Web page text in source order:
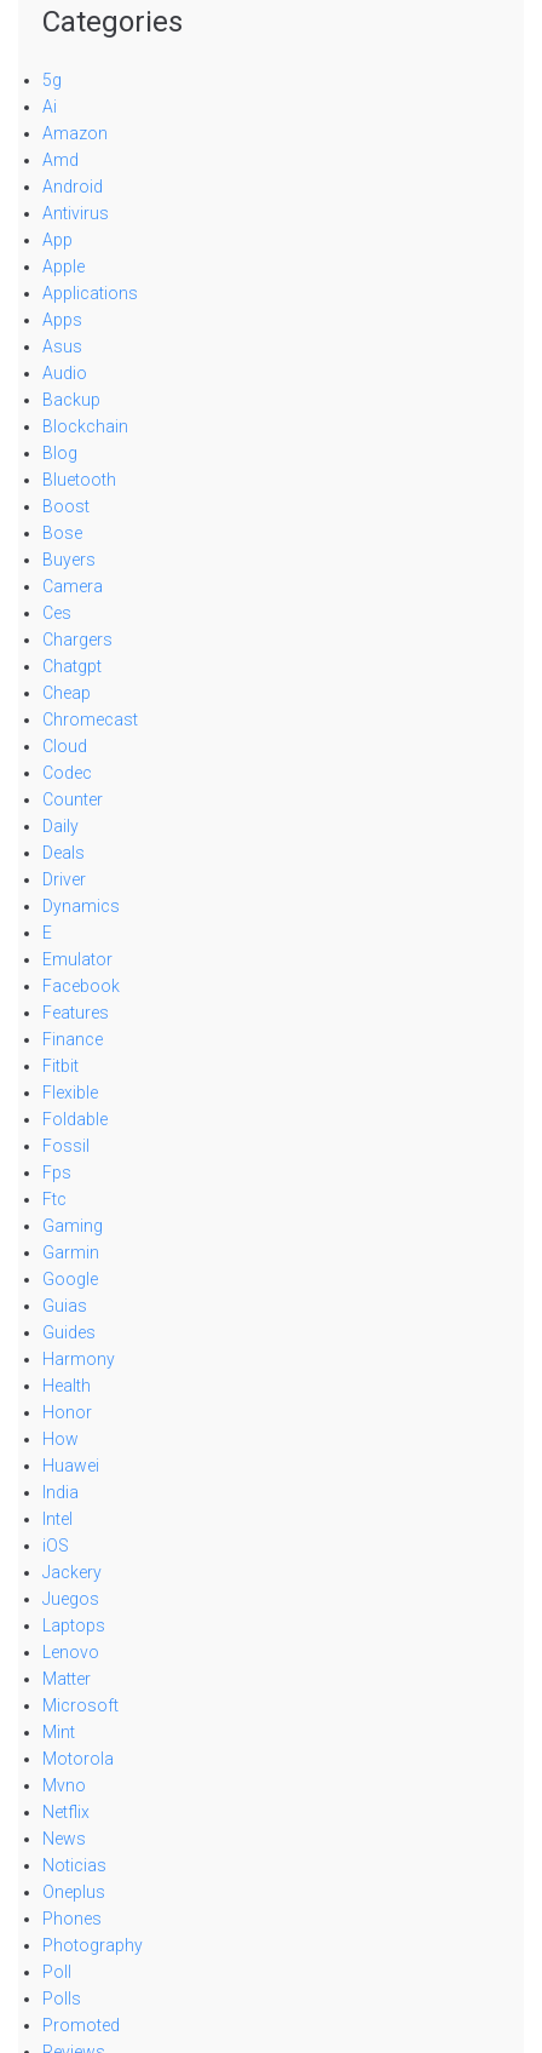
Categories
5g
Ai
Amazon
Amd
Android
Antivirus
App
Apple
Applications
Apps
Asus
Audio
Backup
Blockchain
Blog
Bluetooth
Boost
Bose
Buyers
Camera
Ces
Chargers
Chatgpt
Cheap
Chromecast
Cloud
Codec
Counter
Daily
Deals
Driver
Dynamics
E
Emulator
Facebook
Features
Finance
Fitbit
Flexible
Foldable
Fossil
Fps
Ftc
Gaming
Garmin
Google
Guias
Guides
Harmony
Health
Honor
How
Huawei
India
Intel
iOS
Jackery
Juegos
Laptops
Lenovo
Matter
Microsoft
Mint
Motorola
Mvno
Netflix
News
Noticias
Oneplus
Phones
Photography
Poll
Polls
Promoted